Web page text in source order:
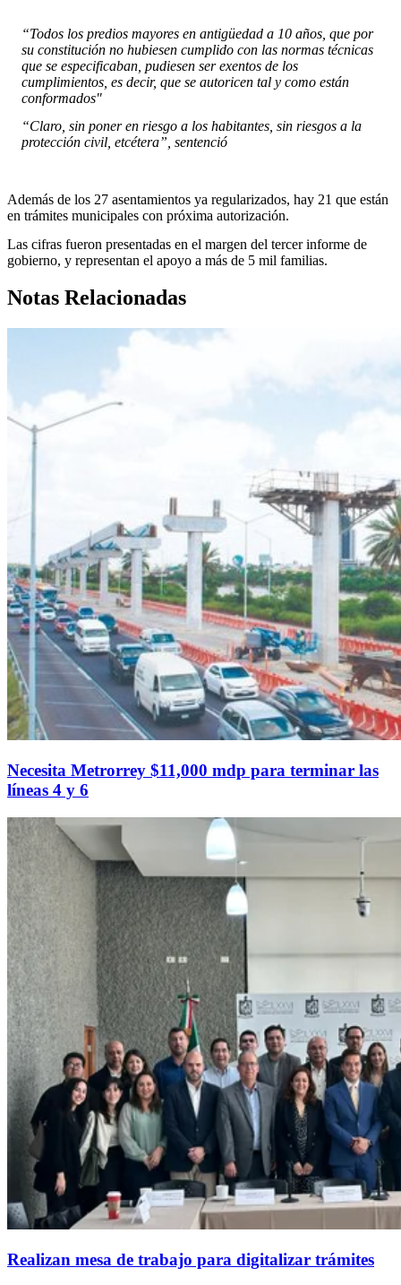
“Todos los predios mayores en antigüedad a 10 años, que por
su constitución no hubiesen cumplido con las normas técnicas
que se especificaban, pudiesen ser exentos de los
cumplimientos, es decir, que se autoricen tal y como están
conformados"
“Claro, sin poner en riesgo a los habitantes, sin riesgos a la
protección civil, etcétera”, sentenció
Además de los 27 asentamientos ya regularizados, hay 21 que están
en trámites municipales con próxima autorización.
Las cifras fueron presentadas en el margen del tercer informe de
gobierno, y representan el apoyo a más de 5 mil familias.
Notas Relacionadas
Necesita Metrorrey $11,000 mdp para terminar las
líneas 4 y 6
Realizan mesa de trabajo para digitalizar trámites